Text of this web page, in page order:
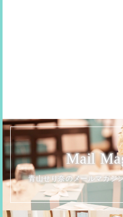
Mail
青山せり奈のメールマガジ